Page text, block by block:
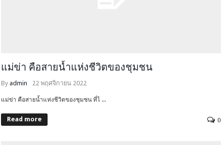
แม่ข่า คือสายน้ำแห่งชีวิตของชุมชน
By admin 22 พฤศจิกายน 2022
แม่ข่า คือสายน้ำแห่งชีวิตของชุมชน ที่ไ ...
Read more 0